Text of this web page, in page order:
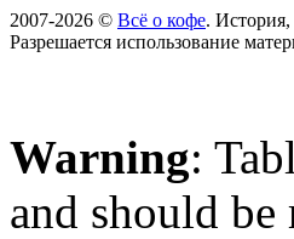
2007-2026 © Всё о кофе.
Разрешается использование
Warning:
and should